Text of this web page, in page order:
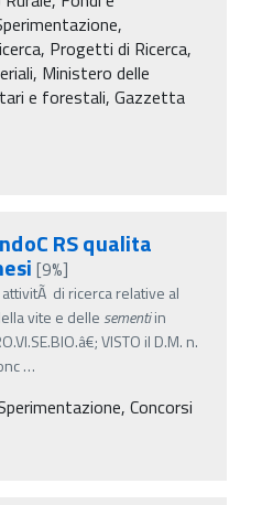
Progetti di Ricerca,
Ministero delle
e forestali, Gazzetta
RS qualita
[9%]
di ricerca relative al
vite e delle sementiin
VISTO il D.M. n.
…
Concorsi